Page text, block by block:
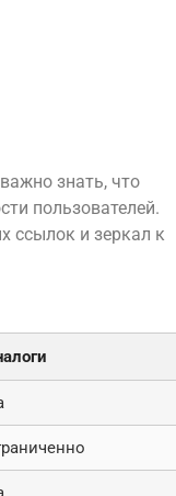
знать, что
пользователей.
ссылок и зеркал к